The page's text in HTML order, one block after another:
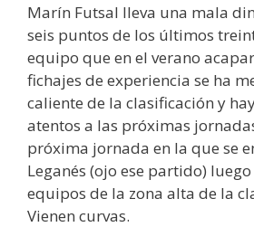
Marín Futsal lleva una mala
seis puntos de los últimos
equipo que en el verano
fichajes de experiencia se ha
caliente de la clasificación y
atentos a las próximas
próxima jornada en la que se
Leganés (ojo ese partido)
equipos de la zona alta de la
Vienen curvas.